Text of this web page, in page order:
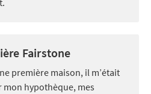
Fairstone
première maison, il m’était
mon hypothèque, mes